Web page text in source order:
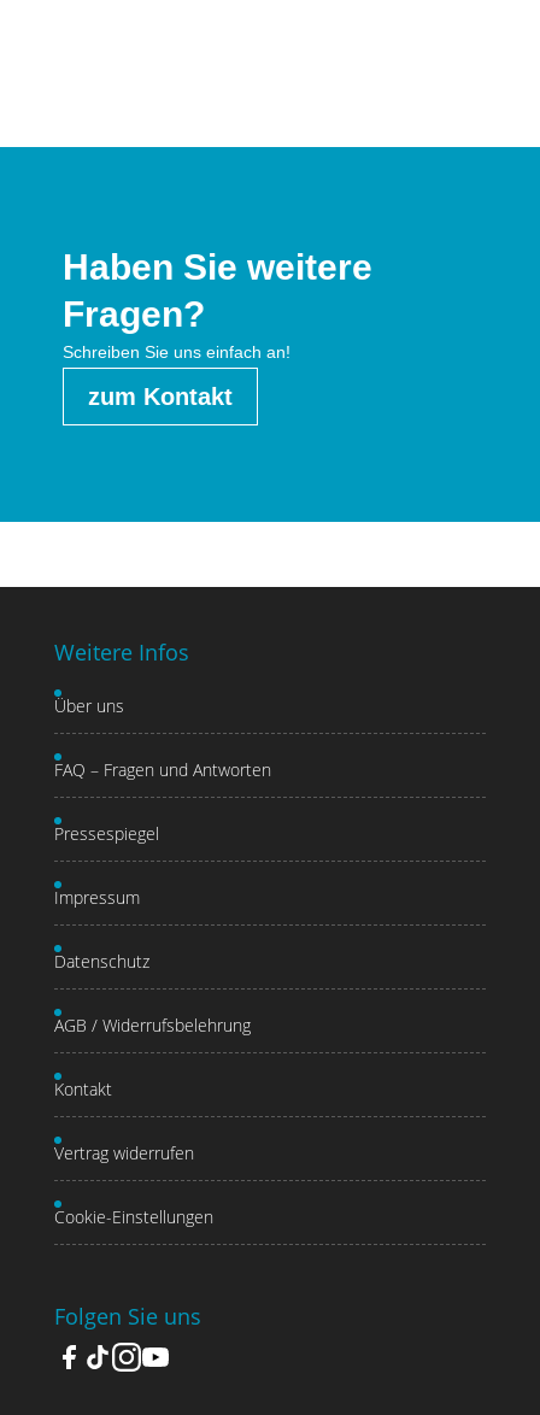
Haben Sie weitere
Fragen?
Schreiben Sie uns einfach an!
zum Kontakt
Weitere Infos
Über uns
FAQ – Fragen und Antworten
Pressespiegel
Impressum
Datenschutz
AGB / Widerrufsbelehrung
Kontakt
Vertrag widerrufen
Cookie-Einstellungen
Folgen Sie uns